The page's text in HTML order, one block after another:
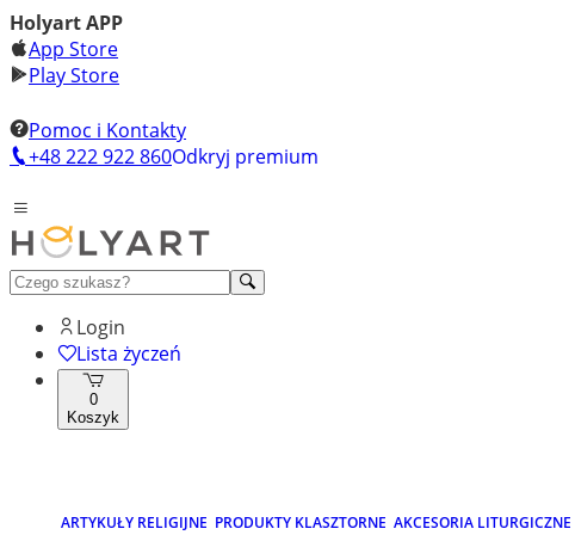
Holyart APP
App Store
Play Store
Pomoc i Kontakty
+48 222 922 860Odkryj premium
Login
Lista życzeń
0
Koszyk
ARTYKUŁY RELIGIJNE PRODUKTY KLASZTORNE AKCESORIA LITURGICZNE